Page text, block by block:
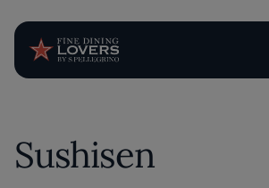
Sushisen